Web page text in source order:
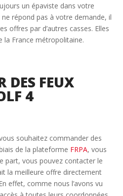
un épaviste dans votre
répond pas à votre demande, il
offres par d’autres casses. Elles
la France métropolitaine.
DES FEUX
4
souhaitez commander des
de la plateforme FRPA, vous
part, vous pouvez contacter le
la meilleure offre directement
effet, comme nous l’avons vu